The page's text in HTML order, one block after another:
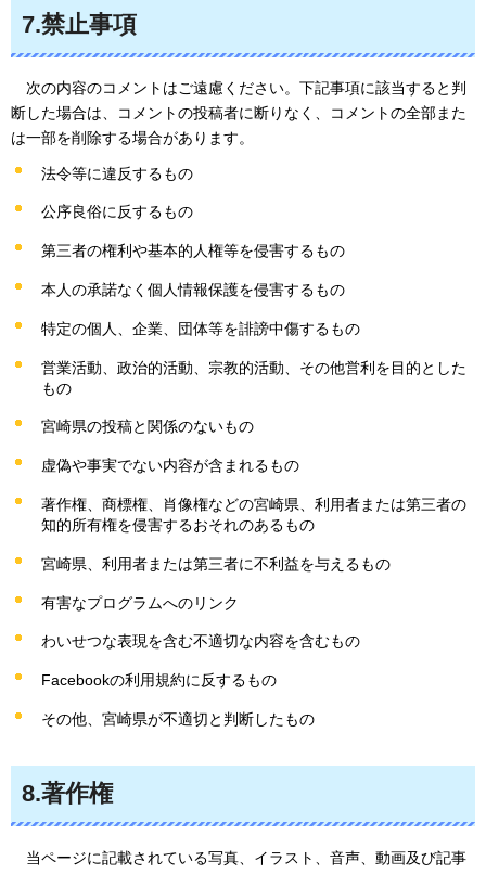
7.禁止事項
次の内容のコメントはご遠慮ください。下記事項に該当すると判
断した場合は、コメントの投稿者に断りなく、コメントの全部また
は一部を削除する場合があります。
法令等に違反するもの
公序良俗に反するもの
第三者の権利や基本的人権等を侵害するもの
本人の承諾なく個人情報保護を侵害するもの
特定の個人、企業、団体等を誹謗中傷するもの
営業活動、政治的活動、宗教的活動、その他営利を目的とした
もの
宮崎県の投稿と関係のないもの
虚偽や事実でない内容が含まれるもの
著作権、商標権、肖像権などの宮崎県、利用者または第三者の
知的所有権を侵害するおそれのあるもの
宮崎県、利用者または第三者に不利益を与えるもの
有害なプログラムへのリンク
わいせつな表現を含む不適切な内容を含むもの
Facebookの利用規約に反するもの
その他、宮崎県が不適切と判断したもの
8.著作権
当ページに記載されている写真、イラスト、音声、動画及び記事